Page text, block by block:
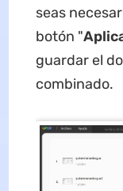
seas
botón "
guardar el
combinado.